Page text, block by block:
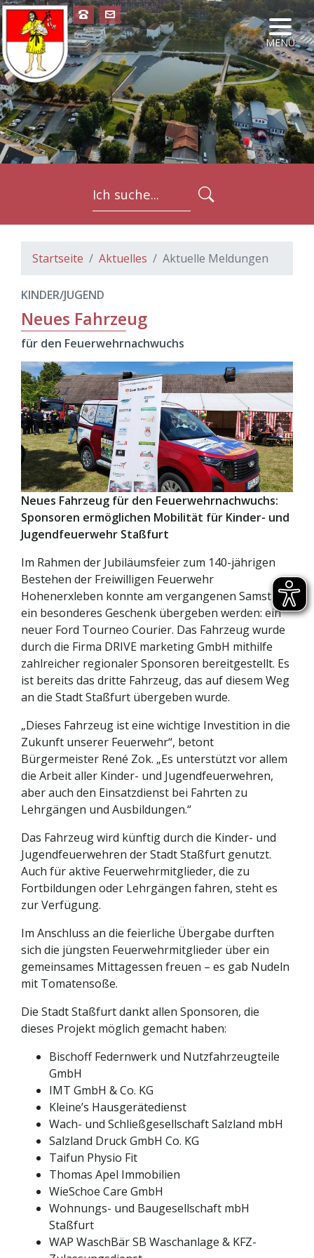
MENÜ
Startseite Aktuelles Aktuelle Meldungen
KINDER/JUGEND
Neues Fahrzeug
für den Feuerwehrnachwuchs
Neues Fahrzeug für den Feuerwehrnachwuchs:
Sponsoren ermöglichen Mobilität für Kinder- und
Jugendfeuerwehr Staßfurt
Im Rahmen der Jubiläumsfeier zum 140-jährigen
Bestehen der Freiwilligen Feuerwehr
Hohenerxleben konnte am vergangenen Samstag
ein besonderes Geschenk übergeben werden: ein
neuer Ford Tourneo Courier. Das Fahrzeug wurde
durch die Firma DRIVE marketing GmbH mithilfe
zahlreicher regionaler Sponsoren bereitgestellt. Es
ist bereits das dritte Fahrzeug, das auf diesem Weg
an die Stadt Staßfurt übergeben wurde.
„Dieses Fahrzeug ist eine wichtige Investition in die
Zukunft unserer Feuerwehr“, betont
Bürgermeister René Zok. „Es unterstützt vor allem
die Arbeit aller Kinder- und Jugendfeuerwehren,
aber auch den Einsatzdienst bei Fahrten zu
Lehrgängen und Ausbildungen.“
Das Fahrzeug wird künftig durch die Kinder- und
Jugendfeuerwehren der Stadt Staßfurt genutzt.
Auch für aktive Feuerwehrmitglieder, die zu
Fortbildungen oder Lehrgängen fahren, steht es
zur Verfügung.
Im Anschluss an die feierliche Übergabe durften
sich die jüngsten Feuerwehrmitglieder über ein
gemeinsames Mittagessen freuen – es gab Nudeln
mit Tomatensoße.
Die Stadt Staßfurt dankt allen Sponsoren, die
dieses Projekt möglich gemacht haben:
Bischoff Federnwerk und Nutzfahrzeugteile
GmbH
IMT GmbH & Co. KG
Kleine’s Hausgerätedienst
Wach- und Schließgesellschaft Salzland mbH
Salzland Druck GmbH Co. KG
Taifun Physio Fit
Thomas Apel Immobilien
WieSchoe Care GmbH
Wohnungs- und Baugesellschaft mbH
Staßfurt
WAP WaschBär SB Waschanlage & KFZ-